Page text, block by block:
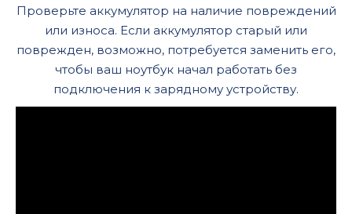
Проверьте аккумулятор на наличие повреждений
или износа. Если аккумулятор старый или
поврежден, возможно, потребуется заменить его,
чтобы ваш ноутбук начал работать без
подключения к зарядному устройству.